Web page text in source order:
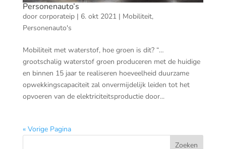
Personenauto’s
door corporateip| 6. okt 2021| Mobiliteit,
Personenauto's
Mobiliteit met waterstof, hoe groen is dit? “…
grootschalig waterstof groen produceren met de huidige
en binnen 15 jaar te realiseren hoeveelheid duurzame
opwekkingscapaciteit zal onvermijdelijk leiden tot het
opvoeren van de elektriciteitsproductie door...
« Vorige Pagina